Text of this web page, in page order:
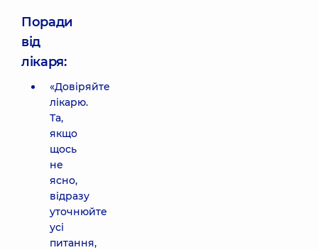
Поради
від
лікаря:
«Довіряйте
лікарю.
Та,
якщо
щось
не
ясно,
відразу
уточнюйте
усі
питання,